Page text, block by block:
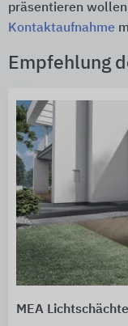
präsentieren
Kontaktaufnahme
Empfehlung
MEA